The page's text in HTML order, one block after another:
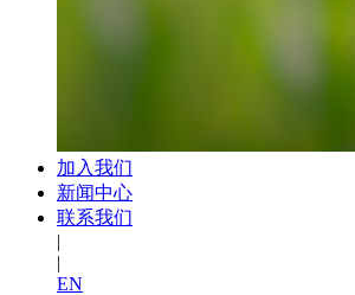
加入我们
新闻中心
联系我们
|
|
EN